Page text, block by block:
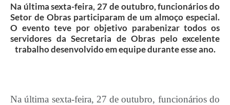
Na última sexta-feira, 27 de outubro, funcionários do
Setor de Obras participaram de um almoço especial.
O evento teve por objetivo parabenizar todos os
servidores da Secretaria de Obras pelo excelente
trabalho desenvolvido em equipe durante esse ano.
Na última sexta-feira, 27 de outubro, funcionários do